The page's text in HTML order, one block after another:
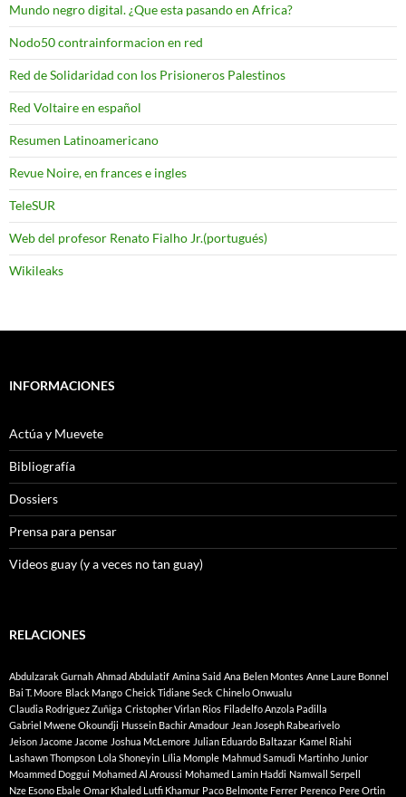
Mundo negro digital. ¿Que esta pasando en Africa?
Nodo50 contrainformacion en red
Red de Solidaridad con los Prisioneros Palestinos
Red Voltaire en español
Resumen Latinoamericano
Revue Noire, en frances e ingles
TeleSUR
Web del profesor Renato Fialho Jr.(portugués)
Wikileaks
INFORMACIONES
Actúa y Muevete
Bibliografía
Dossiers
Prensa para pensar
Videos guay (y a veces no tan guay)
RELACIONES
Abdulzarak Gurnah Ahmad Abdulatif Amina Said Ana Belen Montes Anne Laure Bonnel
Bai T. Moore Black Mango Cheick Tidiane Seck Chinelo Onwualu
Claudia Rodriguez Zuñiga Cristopher Virlan Rios Filadelfo Anzola Padilla
Gabriel Mwene Okoundji Hussein Bachir Amadour Jean Joseph Rabearivelo
Jeison Jacome Jacome Joshua McLemore Julian Eduardo Baltazar Kamel Riahi
Lashawn Thompson Lola Shoneyin Lília Momple Mahmud Samudi Martinho Junior
Moammed Doggui Mohamed Al Aroussi Mohamed Lamin Haddi Namwall Serpell
Nze Esono Ebale Omar Khaled Lutfi Khamur Paco Belmonte Ferrer Perenco Pere Ortin